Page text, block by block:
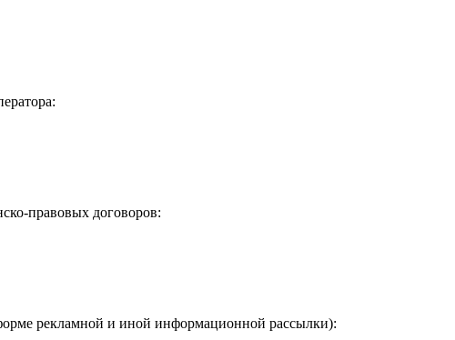
правовых договоров:
рекламной и иной информационной рассылки):